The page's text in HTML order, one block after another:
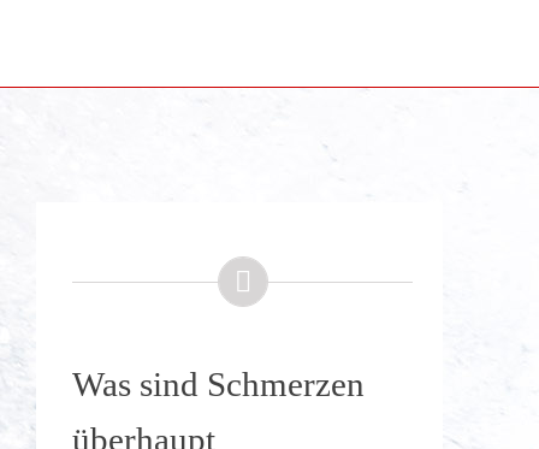
Was sind Schmerzen
überhaupt